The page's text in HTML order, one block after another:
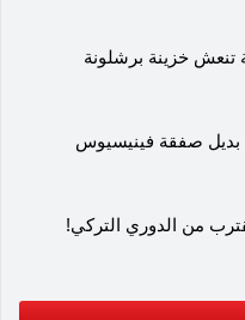
تنعش خزينة برشلونة
بديل صفقة فينيسيوس
من الدوري التركي!